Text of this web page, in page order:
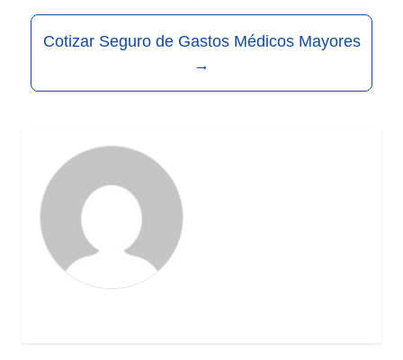
Cotizar Seguro de Gastos Médicos Mayores
→